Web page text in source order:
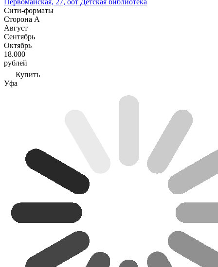
Первомайская, 27, оот Детская библиотека
Сити-форматы
Сторона А
Август
Сентябрь
Октябрь
18.000
рублей
Купить
Уфа